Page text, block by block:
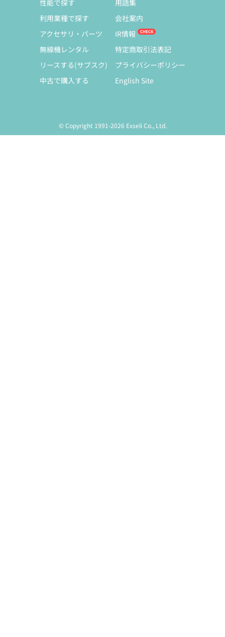
性能で探す
利用業種で探す
アクセサリ・パーツ
無線機レンタル
リースする(サブスク)
中古で購入する
用語集
会社案内
IR情報
特定商取引法表記
プライバシーポリシー
English Site
© Copyright 1991-2026 Exseli Co., Ltd.